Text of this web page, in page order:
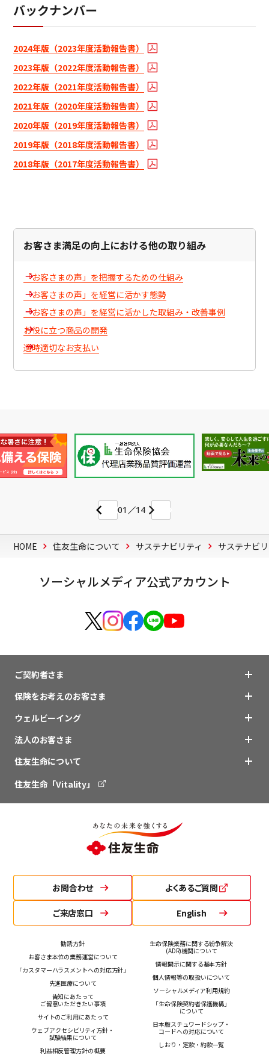
バックナンバー
2024年版（2023年度活動報告書）
2023年版（2022年度活動報告書）
2022年版（2021年度活動報告書）
2021年版（2020年度活動報告書）
2020年版（2019年度活動報告書）
2019年版（2018年度活動報告書）
2018年版（2017年度活動報告書）
お客さま満足の向上における他の取り組み
「お客さまの声」を把握するための仕組み
「お客さまの声」を経営に活かす態勢
「お客さまの声」を経営に活かした取組み・改善事例
お役に立つ商品の開発
適時適切なお支払い
01 14
HOME 住友生命について サステナビリティ サステナビ
ソーシャルメディア公式アカウント
ご契約者さま
保険をお考えのお客さま
ウェルビーイング
法人のお客さま
住友生命について
住友生命「Vitality」
お問合わせ よくあるご質問
ご来店窓口 English
勧誘方針
お客さま本位の業務運営について
「カスタマーハラスメントへの対応方針」
先進医療について
告知にあたって
ご留意いただきたい事項
サイトのご利用にあたって
ウェブアクセシビリティ方針・
試験結果について
利益相反管理方針の概要
生命保険業務に関する紛争解決
(ADR)機関について
情報開示に関する基本方針
個人情報等の取扱いについて
ソーシャルメディア利用規約
「生命保険契約者保護機構」
について
日本版スチュワードシップ・
コードへの対応について
しおり・定款・約款一覧